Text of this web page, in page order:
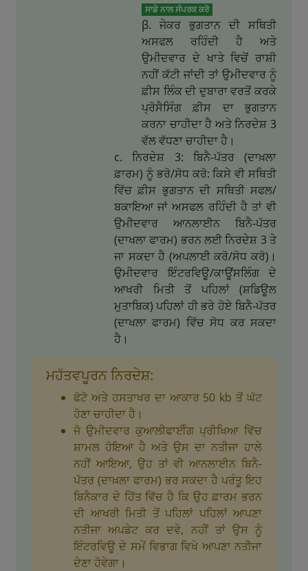
ਸਾਡੇ ਨਾਲ ਸੰਪਰਕ ਕਰੋ
ਜੇਕਰ ਭੁਗਤਾਨ ਦੀ ਸਥਿਤੀ
ਅਸਫਲ ਰਹਿੰਦੀ ਹੈ ਅਤੇ
ਉਮੀਦਵਾਰ ਦੇ ਖਾਤੇ ਵਿਚੋਂ ਰਾਸ਼ੀ
ਨਹੀਂ ਕੱਟੀ ਜਾਂਦੀ ਤਾਂ ਉਮੀਦਵਾਰ ਨੂੰ
ਫ਼ੀਸ ਲਿੰਕ ਦੀ ਦੁਬਾਰਾ ਵਰਤੋਂ ਕਰਕੇ
ਪ੍ਰੋਸੈਸਿੰਗ ਫ਼ੀਸ ਦਾ ਭੁਗਤਾਨ
ਕਰਨਾ ਚਾਹੀਦਾ ਹੈ ਅਤੇ ਨਿਰਦੇਸ਼ 3
ਵੱਲ ਵੱਧਣਾ ਚਾਹੀਦਾ ਹੈ।
ਨਿਰਦੇਸ਼ 3: ਬਿਨੈ-ਪੱਤਰ (ਦਾਖ਼ਲਾ
ਫ਼ਾਰਮ) ਨੂੰ ਭਰੋ/ਸੋਧ ਕਰੋ: ਕਿਸੇ ਵੀ ਸਥਿਤੀ
ਵਿੱਚ ਫ਼ੀਸ ਭੁਗਤਾਨ ਦੀ ਸਥਿਤੀ ਸਫਲ/
ਬਕਾਇਆ ਜਾਂ ਅਸਫਲ ਰਹਿੰਦੀ ਹੈ ਤਾਂ ਵੀ
ਉਮੀਦਵਾਰ ਆਨਲਾਈਨ ਬਿਨੈ-ਪੱਤਰ
(ਦਾਖਲਾ ਫਾਰਮ) ਭਰਨ ਲਈ ਨਿਰਦੇਸ਼ 3 ਤੇ
ਜਾ ਸਕਦਾ ਹੈ (ਅਪਲਾਈ ਕਰੋ/ਸੋਧ ਕਰੋ)।
ਉਮੀਦਵਾਰ ਇੰਟਰਵਿਊ/ਕਾਊਂਸਲਿੰਗ ਦੇ
ਆਖਰੀ ਮਿਤੀ ਤੋਂ ਪਹਿਲਾਂ (ਸ਼ਡਿਊਲ
ਮੁਤਾਬਿਕ) ਪਹਿਲਾਂ ਹੀ ਭਰੇ ਹੋਏ ਬਿਨੈ-ਪੱਤਰ
(ਦਾਖਲਾ ਫਾਰਮ) ਵਿੱਚ ਸੋਧ ਕਰ ਸਕਦਾ
ਹੈ।
ਮਹੱਤਵਪੂਰਨ ਨਿਰਦੇਸ਼:
ਫੋਟੋ ਅਤੇ ਹਸਤਾਖਰ ਦਾ ਆਕਾਰ 50 kb ਤੋਂ ਘੱਟ
ਹੋਣਾ ਚਾਹੀਦਾ ਹੈ।
ਜੋ ਉਮੀਦਵਾਰ ਕੁਆਲੀਫਾਈੰਗ ਪ੍ਰੀਖਿਆ ਵਿੱਚ
ਸ਼ਾਮਲ ਹੋਇਆ ਹੈ ਅਤੇ ਉਸ ਦਾ ਨਤੀਜਾ ਹਾਲੇ
ਨਹੀਂ ਆਇਆ, ਉਹ ਤਾਂ ਵੀ ਆਨਲਾਈਨ ਬਿਨੈ-
ਪੱਤਰ (ਦਾਖ਼ਲਾ ਫਾਰਮ) ਭਰ ਸਕਦਾ ਹੈ ਪਰੰਤੂ ਇਹ
ਬਿਨੈਕਾਰ ਦੇ ਹਿੱਤ ਵਿੱਚ ਹੈ ਕਿ ਉਹ ਫ਼ਾਰਮ ਭਰਨ
ਦੀ ਆਖਰੀ ਮਿਤੀ ਤੋਂ ਪਹਿਲਾਂ ਪਹਿਲਾਂ ਆਪਣਾ
ਨਤੀਜਾ ਅਪਡੇਟ ਕਰ ਦਵੇ, ਨਹੀਂ ਤਾਂ ਉਸ ਨੂੰ
ਇੰਟਰਵਿਊ ਦੇ ਸਮੇਂ ਵਿਭਾਗ ਵਿਖੇ ਆਪਣਾ ਨਤੀਜਾ
ਦੇਣਾ ਹੋਵੇਗਾ।